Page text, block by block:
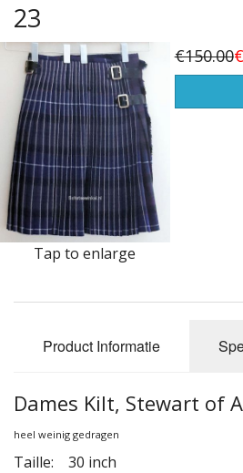
Eten en Drinken
Kilt - Kleding
Highland Titles
Verhuur
AFGEPRIJST - UITVERKOOP
23
Tap to enlarge
€150.00
Product Informatie
Dames Kilt, Stewart of
heel weinig gedragen
Taille: 30 inch